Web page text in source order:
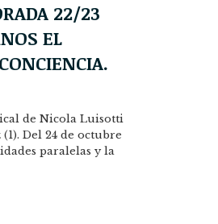
22/23
EL
de Nicola Luisotti
Del 24 de octubre
paralelas y la